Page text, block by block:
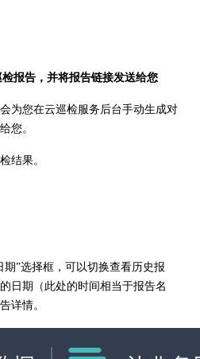
报告，并将报告链接发送给您
为您在云巡检服务后台手动生成对
您。
结果。
期”选择框，可以切换查看历史报
日期（此处的时间相当于报告名
详情。